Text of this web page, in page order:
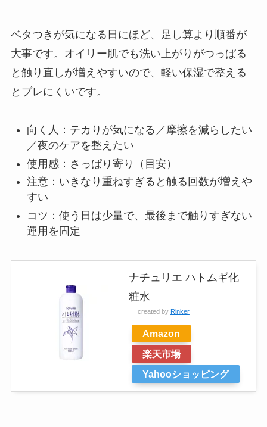
ベタつきが気になる日にほど、足し算より順番が
大事です。オイリー肌でも洗い上がりがつっぱる
と触り直しが増えやすいので、軽い保湿で整える
とブレにくいです。
向く人：テカりが気になる／摩擦を減らしたい
／夜のケアを整えたい
使用感：さっぱり寄り（目安）
注意：いきなり重ねすぎると触る回数が増えや
すい
コツ：使う日は少量で、最後まで触りすぎない
運用を固定
ナチュリエ ハトムギ化
粧水
created by Rinker
Amazon
楽天市場
Yahooショッピング